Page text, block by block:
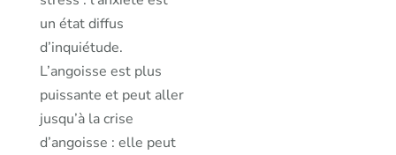
un état diffus
d’inquiétude.
L’angoisse est plus
puissante et peut aller
jusqu’à la crise
d’angoisse : elle peut